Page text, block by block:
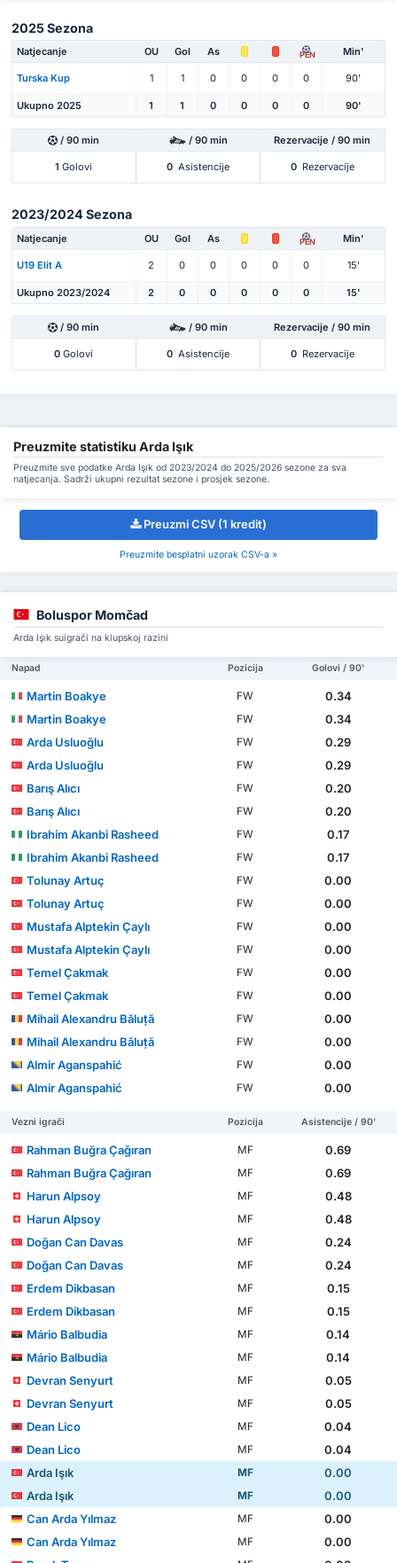
2025 Sezona
Natjecanje OU Gol As PEN Min'
Turska Kup 1 1 0 0 0 0 90'
Ukupno 2025 1 1 0 0 0 0 90'
/ 90 min / 90 min Rezervacije / 90 min
1 Golovi 0 Asistencije 0 Rezervacije
2023/2024 Sezona
Natjecanje OU Gol As PEN Min'
U19 Elit A 2 0 0 0 0 0 15'
Ukupno 2023/2024 2 0 0 0 0 0 15'
/ 90 min / 90 min Rezervacije / 90 min
0 Golovi 0 Asistencije 0 Rezervacije
Preuzmite statistiku Arda Işık
Preuzmite sve podatke Arda Işık od 2023/2024 do 2025/2026 sezone za sva
natjecanja. Sadrži ukupni rezultat sezone i prosjek sezone.
Preuzmi CSV (1 kredit)
Preuzmite besplatni uzorak CSV-a »
Boluspor Momčad
Arda Işık suigrači na klupskoj razini
Napad Pozicija Golovi / 90'
Martin Boakye FW
0.34
Martin Boakye
FW
0.34
Arda Usluoğlu
FW
0.29
Arda Usluoğlu
FW
0.29
Barış Alıcı
FW
0.20
Barış Alıcı
FW
0.20
Ibrahim Akanbi Rasheed
FW
0.17
Ibrahim Akanbi Rasheed
FW
0.17
Tolunay Artuç
FW
0.00
Tolunay Artuç
FW
0.00
Mustafa Alptekin Çaylı
FW
0.00
Mustafa Alptekin Çaylı
FW
0.00
Temel Çakmak
FW
0.00
Temel Çakmak
FW
0.00
Mihail Alexandru Băluță
FW
0.00
Mihail Alexandru Băluță
FW
0.00
Almir Aganspahić
FW
0.00
Almir Aganspahić
FW 0.00
Vezni igrači Pozicija Asistencije / 90'
Rahman Buğra Çağıran MF
0.69
Rahman Buğra Çağıran
MF
0.69
Harun Alpsoy
MF
0.48
Harun Alpsoy
MF
0.48
Doğan Can Davas
MF
0.24
Doğan Can Davas
MF
0.24
Erdem Dikbasan
MF
0.15
Erdem Dikbasan
MF
0.15
Mário Balbudia
MF
0.14
Mário Balbudia
MF
0.14
Devran Senyurt
MF
0.05
Devran Senyurt
MF
0.05
Dean Lico
MF
0.04
Dean Lico
MF
0.04
Arda Işık
MF
0.00
Arda Işık
MF
0.00
Can Arda Yılmaz
MF
0.00
Can Arda Yılmaz
MF
0.00